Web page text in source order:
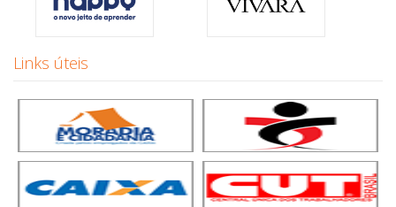
Links úteis